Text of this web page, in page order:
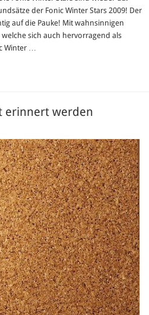
der Fonic Winter Stars 2009! Der
auf die Pauke! Mit wahnsinnigen
sich auch hervorragend als
Winter …
erinnert werden